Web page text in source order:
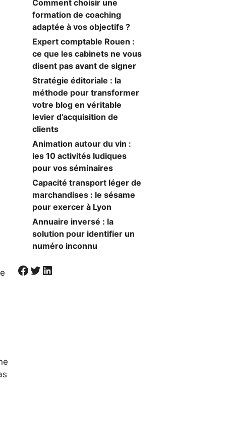
Comment choisir une
formation de coaching
adaptée à vos objectifs ?
Expert comptable Rouen :
ce que les cabinets ne vous
disent pas avant de signer
Stratégie éditoriale : la
méthode pour transformer
votre blog en véritable
levier d’acquisition de
clients
Animation autour du vin :
les 10 activités ludiques
pour vos séminaires
Capacité transport léger de
marchandises : le sésame
pour exercer à Lyon
Annuaire inversé : la
solution pour identifier un
numéro inconnu
Visiter la page Facebook de Societal
Twitter
LinkedIn